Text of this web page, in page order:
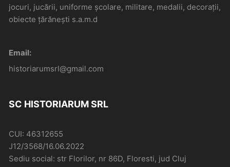
jocuri, jucării, uniforme școlare, militare, medalii, decorații,
obiecte țărănești s.a.m.d
Email:
historiarumsrl@gmail.com
SC HISTORIARUM SRL
CUI: 46312655
J12/3568/16.06.2022
Sediu social: str Florilor, nr 86D, Floresti, jud Cluj